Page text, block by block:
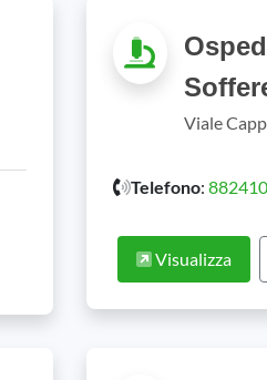
Viale
Telefono:
Visualizza